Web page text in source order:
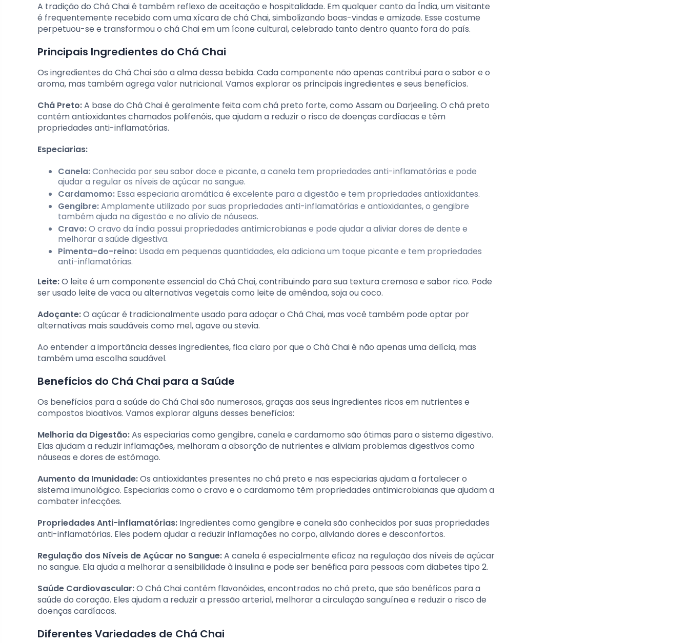
A tradição do Chá Chai é também reflexo de aceitação e hospitalidade. Em qualquer canto da Índia, um visitante
é frequentemente recebido com uma xícara de chá Chai, simbolizando boas-vindas e amizade. Esse costume
perpetuou-se e transformou o chá Chai em um ícone cultural, celebrado tanto dentro quanto fora do país.
Principais Ingredientes do Chá Chai
Os ingredientes do Chá Chai são a alma dessa bebida. Cada componente não apenas contribui para o sabor e o
aroma, mas também agrega valor nutricional. Vamos explorar os principais ingredientes e seus benefícios.
Chá Preto:A base do Chá Chai é geralmente feita com chá preto forte, como Assam ou Darjeeling. O chá preto
contém antioxidantes chamados polifenóis, que ajudam a reduzir o risco de doenças cardíacas e têm
propriedades anti-inflamatórias.
Especiarias:
Canela:Conhecida por seu sabor doce e picante, a canela tem propriedades anti-inflamatórias e pode
ajudar a regular os níveis de açúcar no sangue.
Cardamomo: Essa especiaria aromática é excelente para a digestão e tem propriedades antioxidantes.
Gengibre:Amplamente utilizado por suas propriedades anti-inflamatórias e antioxidantes, o gengibre
também ajuda na digestão e no alívio de náuseas.
Cravo:O cravo da índia possui propriedades antimicrobianas e pode ajudar a aliviar dores de dente e
melhorar a saúde digestiva.
Pimenta-do-reino: Usada em pequenas quantidades, ela adiciona um toque picante e tem propriedades
anti-inflamatórias.
Leite:O leite é um componente essencial do Chá Chai, contribuindo para sua textura cremosa e sabor rico. Pode
ser usado leite de vaca ou alternativas vegetais como leite de amêndoa, soja ou coco.
Adoçante:O açúcar é tradicionalmente usado para adoçar o Chá Chai, mas você também pode optar por
alternativas mais saudáveis como mel, agave ou stevia.
Ao entender a importância desses ingredientes, fica claro por que o Chá Chai é não apenas uma delícia, mas
também uma escolha saudável.
Benefícios do Chá Chai para a Saúde
Os benefícios para a saúde do Chá Chai são numerosos, graças aos seus ingredientes ricos em nutrientes e
compostos bioativos. Vamos explorar alguns desses benefícios:
Melhoria da Digestão:As especiarias como gengibre, canela e cardamomo são ótimas para o sistema digestivo.
Elas ajudam a reduzir inflamações, melhoram a absorção de nutrientes e aliviam problemas digestivos como
náuseas e dores de estômago.
Aumento da Imunidade:Os antioxidantes presentes no chá preto e nas especiarias ajudam a fortalecer o
sistema imunológico. Especiarias como o cravo e o cardamomo têm propriedades antimicrobianas que ajudam a
combater infecções.
Propriedades Anti-inflamatórias: Ingredientes como gengibre e canela são conhecidos por suas propriedades
anti-inflamatórias. Eles podem ajudar a reduzir inflamações no corpo, aliviando dores e desconfortos.
Regulação dos Níveis de Açúcar no Sangue:A canela é especialmente eficaz na regulação dos níveis de açúcar
no sangue. Ela ajuda a melhorar a sensibilidade à insulina e pode ser benéfica para pessoas com diabetes tipo 2.
Saúde Cardiovascular:O Chá Chai contém flavonóides, encontrados no chá preto, que são benéficos para a
saúde do coração. Eles ajudam a reduzir a pressão arterial, melhorar a circulação sanguínea e reduzir o risco de
doenças cardíacas.
Diferentes Variedades de Chá Chai